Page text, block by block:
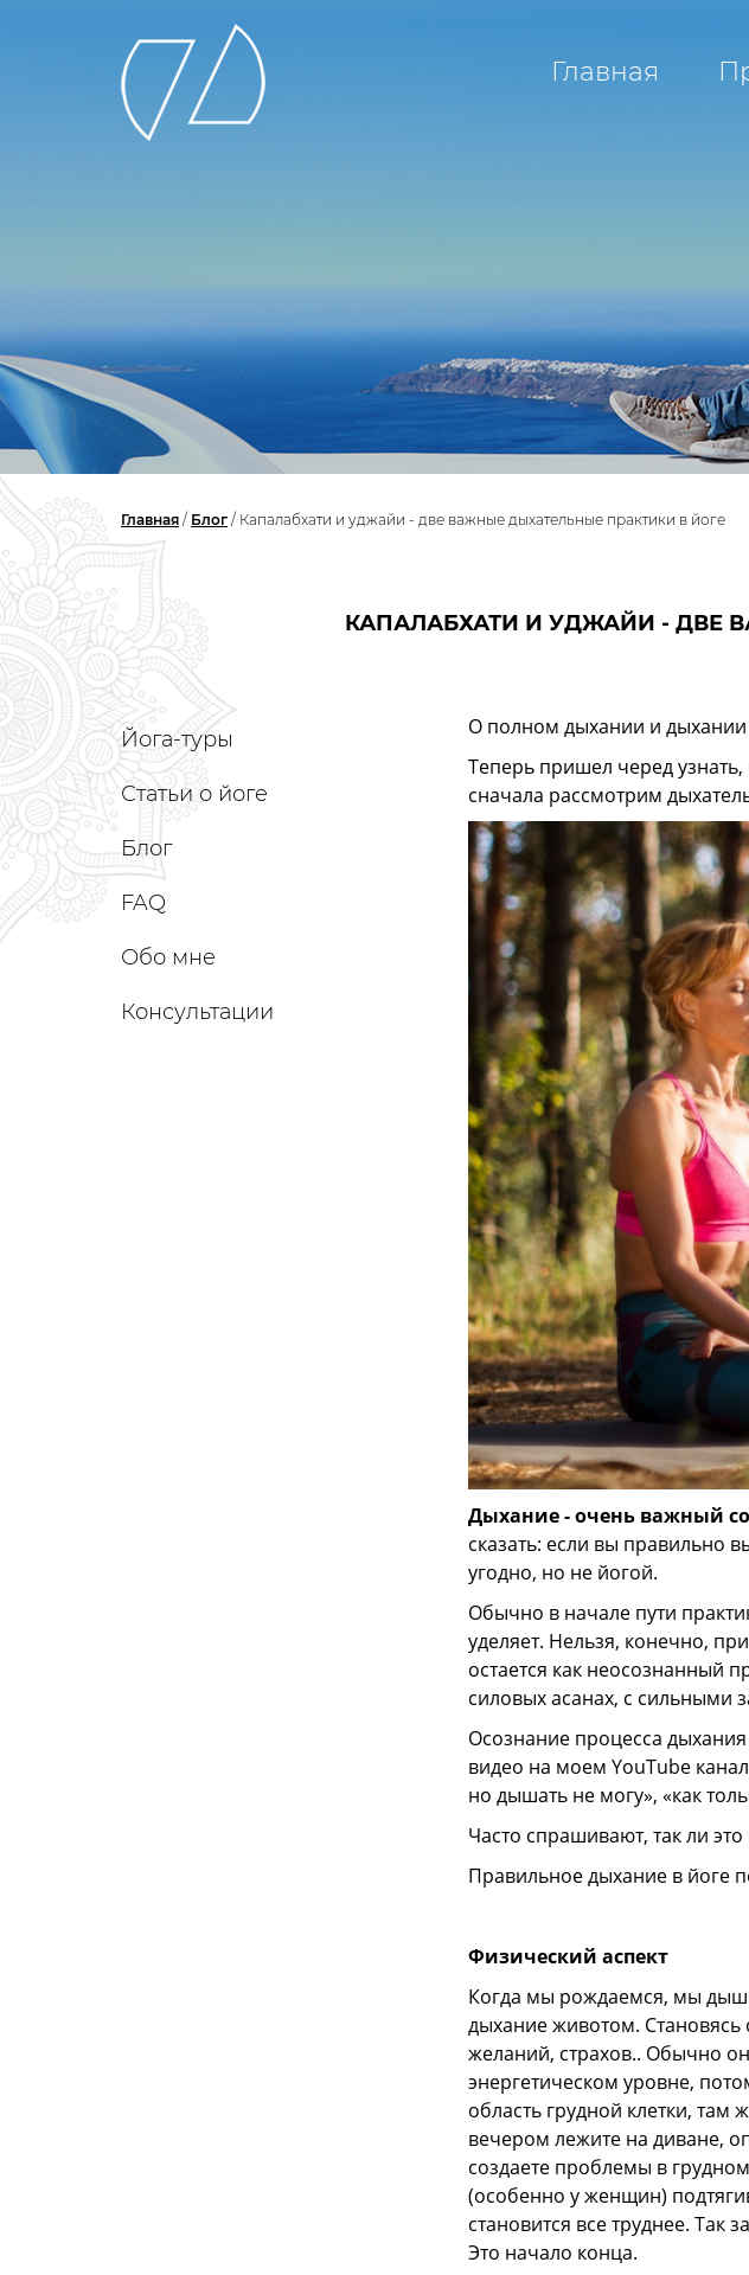
Главная
Главная / Блог / Капалабхати и уджайи - две важные дыхательные практики в йоге
КАПАЛАБХАТИ И УДЖАЙИ - ДВЕ
Йога-туры
Статьи о йоге
Блог
FAQ
Обо мне
Консультации
О полном дыхании и
Теперь пришел черед узнать,
сначала рассмотрим
Дыхание - очень важный
сказать: если вы правильно
угодно, но не йогой.
Обычно в начале пути
уделяет. Нельзя, конечно,
остается как неосознанный
силовых асанах, с сильными
Осознание процесса
видео на моем YouTube
но дышать не могу», «как
Часто спрашивают, так ли
Правильное дыхание в йоге
Физический аспект
Когда мы рождаемся, мы
дыхание животом.
желаний, страхов.. Обычно
энергетическом уровне,
область грудной клетки, там
вечером лежите на диване,
создаете проблемы в
(особенно у женщин)
становится все труднее.
Это начало конца.